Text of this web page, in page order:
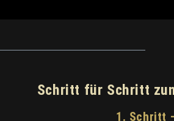
Schritt für Schritt
1. Schritt